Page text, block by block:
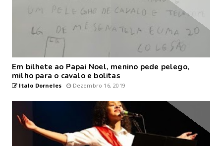
Em bilhete ao Papai Noel, menino pede pelego,
milho para o cavalo e bolitas
Italo Dorneles Dezembro 16, 2019